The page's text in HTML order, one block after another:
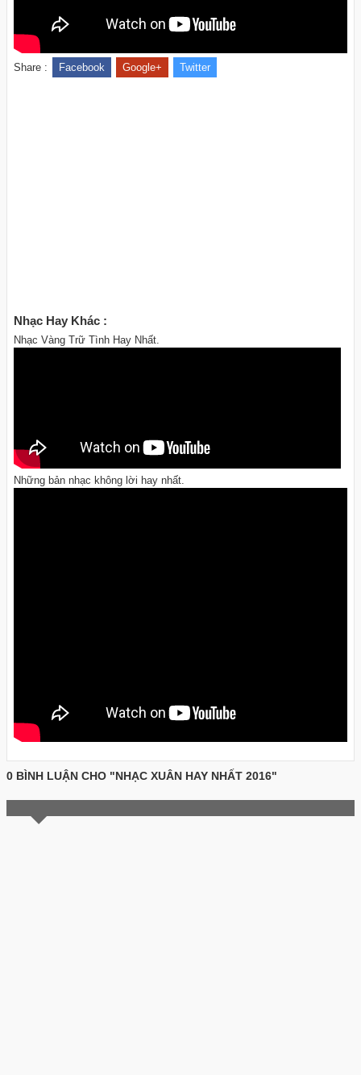
Share : Facebook Google+ Twitter
Nhạc Hay Khác :
Nhạc Vàng Trữ Tình Hay Nhất.
Những bản nhạc không lời hay nhất.
0 BÌNH LUẬN CHO "NHẠC XUÂN HAY NHẤT 2016"